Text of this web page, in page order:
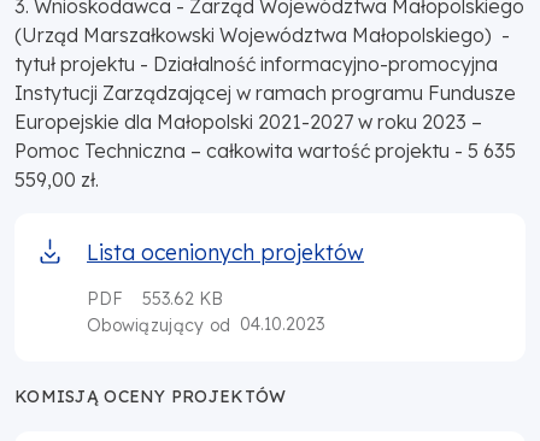
3. Wnioskodawca - Zarząd Województwa Małopolskiego
(Urząd Marszałkowski Województwa Małopolskiego) -
tytuł projektu - Działalność informacyjno-promocyjna
Instytucji Zarządzającej w ramach programu Fundusze
Europejskie dla Małopolski 2021-2027 w roku 2023 –
Pomoc Techniczna – całkowita wartość projektu - 5 635
559,00 zł.
Lista ocenionych projektów
PDF
553.62 KB
Obowiązujący od 04.10.2023
KOMISJĄ OCENY PROJEKTÓW